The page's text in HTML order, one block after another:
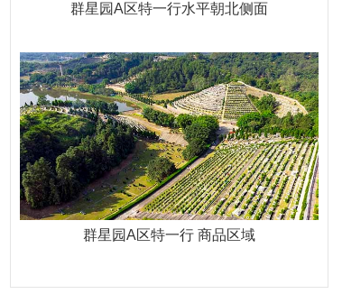
群星园A区特一行水平朝北侧面
群星园A区特一行 商品区域